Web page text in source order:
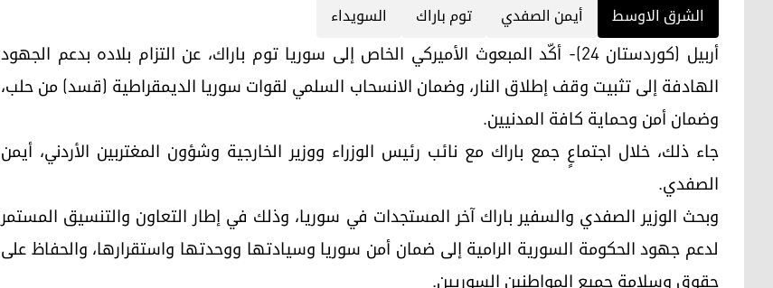
الشرق الاوسط أيمن الصفدي توم باراك السويداء
أربيل (كوردستان 24)- أكّد المبعوث الأميركي الخاص إلى سوريا توم باراك، عن التزام بلاده بدعم الجهود
الهادفة إلى تثبيت وقف إطلاق النار، وضمان الانسحاب السلمي لقوات سوريا الديمقراطية (قسد) من حلب،
وضمان أمن وحماية كافة المدنيين.
جاء ذلك، خلال اجتماعٍ جمع باراك مع نائب رئيس الوزراء ووزير الخارجية وشؤون المغتربين الأردني، أيمن
الصفدي.
وبحث الوزير الصفدي والسفير باراك آخر المستجدات في سوريا، وذلك في إطار التعاون والتنسيق المستمر
لدعم جهود الحكومة السورية الرامية إلى ضمان أمن سوريا وسيادتها ووحدتها واستقرارها، والحفاظ على